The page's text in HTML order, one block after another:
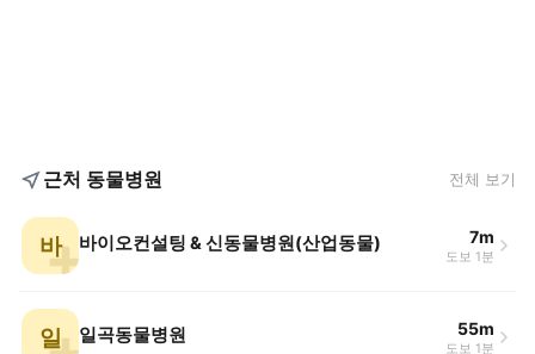
근처 동물병원 전체 보기
바 바이오컨설팅 & 신동물병원(산업동물) 7m
도보 1분
일 일곡동물병원 55m
도보 1분